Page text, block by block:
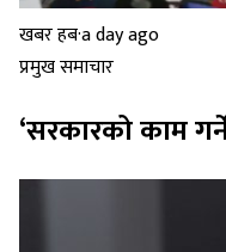
खबर हब·a day ago
प्रमुख समाचार
‘सरकारको काम